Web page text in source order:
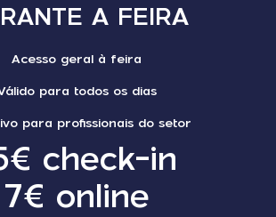
A FEIRA
Acesso geral à feira
para todos os dias
para profissionais do setor
check-in
7€ online